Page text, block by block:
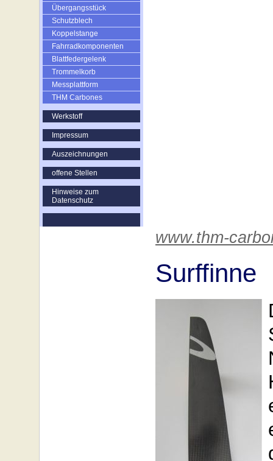
Übergangsstück
Schutzblech
Koppelstange
Fahrradkomponenten
Blattfedergelenk
Trommelkorb
Messplattform
THM Carbones
Werkstoff
Impressum
Auszeichnungen
offene Stellen
Hinweise zum
Datenschutz
www.thm-
Surffinne